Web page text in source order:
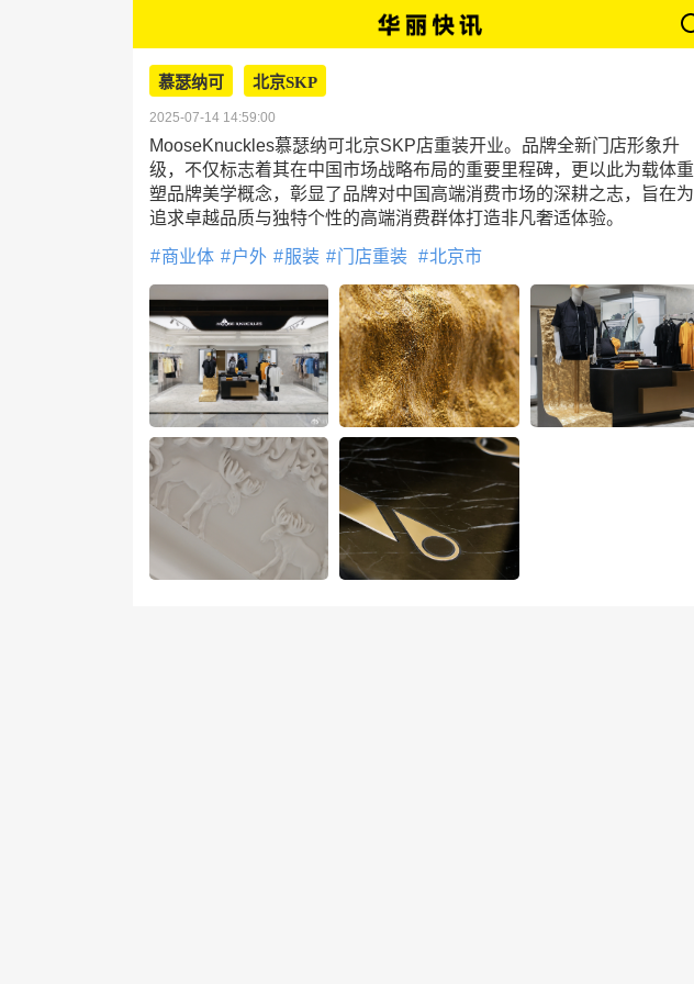
慕瑟纳可 北京SKP
2025-07-14 14:59:00
MooseKnuckles慕瑟纳可北京SKP店重装开业。品牌全新门店形象升
级，不仅标志着其在中国市场战略布局的重要里程碑，更以此为载体重
塑品牌美学概念，彰显了品牌对中国高端消费市场的深耕之志，旨在为
追求卓越品质与独特个性的高端消费群体打造非凡奢适体验。
商业体 户外 服装 门店重装 北京市